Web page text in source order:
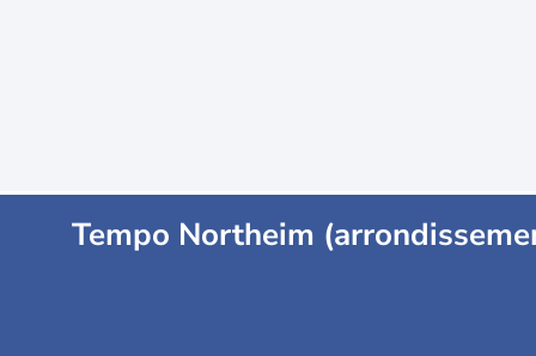
Tempo Northeim